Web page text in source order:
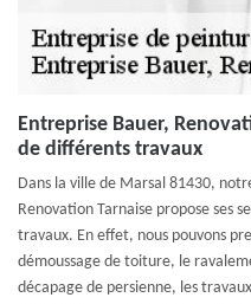
Entreprise Bauer,
de différents travaux
Dans la ville de Marsal 81430,
Renovation Tarnaise propose ses
travaux. En effet, nous pouvons
démoussage de toiture, le
décapage de persienne, les